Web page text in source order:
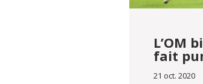
L’OM
fait
21 oct. 2020